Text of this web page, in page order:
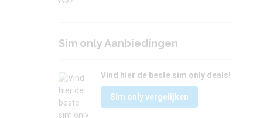
Sim only Aanbiedingen
Vind hier de beste sim only deals!
Sim only vergelijken